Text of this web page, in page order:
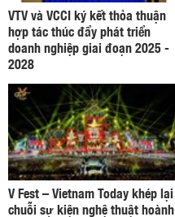
VTV và VCCI ký kết thỏa thuận
hợp tác thúc đẩy phát triển
doanh nghiệp giai đoạn 2025 -
2028
V Fest – Vietnam Today khép lại
chuỗi sự kiện nghệ thuật hoành